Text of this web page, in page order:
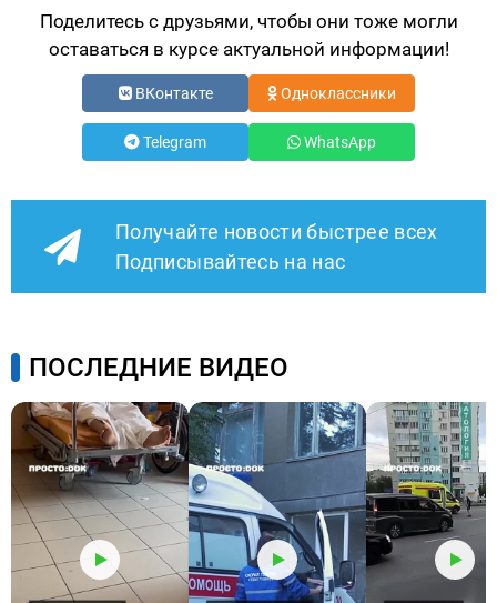
Поделитесь с друзьями, чтобы они тоже могли
оставаться в курсе актуальной информации!
ВКонтакте Одноклассники
Telegram WhatsApp
Получайте новости быстрее всех
Подписывайтесь на нас
ПОСЛЕДНИЕ ВИДЕО